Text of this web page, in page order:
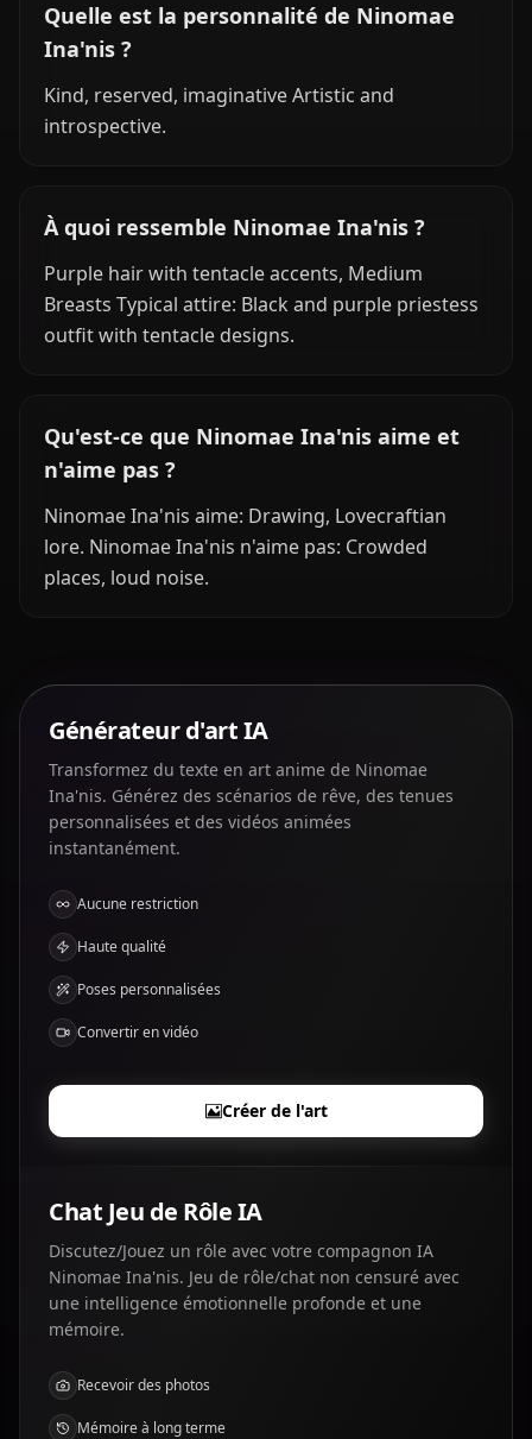
Quelle est la personnalité de Ninomae
Ina'nis ?
Kind, reserved, imaginative Artistic and
introspective.
À quoi ressemble Ninomae Ina'nis ?
Purple hair with tentacle accents, Medium
Breasts Typical attire: Black and purple priestess
outfit with tentacle designs.
Qu'est-ce que Ninomae Ina'nis aime et
n'aime pas ?
Ninomae Ina'nis aime: Drawing, Lovecraftian
lore. Ninomae Ina'nis n'aime pas: Crowded
places, loud noise.
Générateur d'art IA
Transformez du texte en art anime de Ninomae
Ina'nis. Générez des scénarios de rêve, des tenues
personnalisées et des vidéos animées
instantanément.
Aucune restriction
Haute qualité
Poses personnalisées
Convertir en vidéo
Créer de l'art
Chat Jeu de Rôle IA
Discutez/Jouez un rôle avec votre compagnon IA
Ninomae Ina'nis. Jeu de rôle/chat non censuré avec
une intelligence émotionnelle profonde et une
mémoire.
Recevoir des photos
Mémoire à long terme